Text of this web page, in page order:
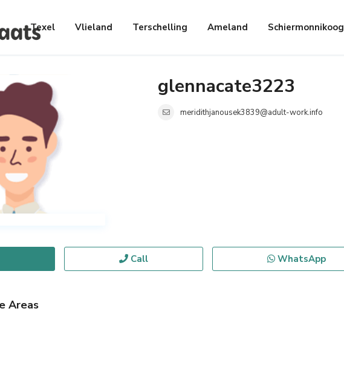
Texel Vlieland Terschelling Ameland Schiermonnikoog
glennacate3223
meridithjanousek3839@adult-work.info
Call WhatsApp
Areas